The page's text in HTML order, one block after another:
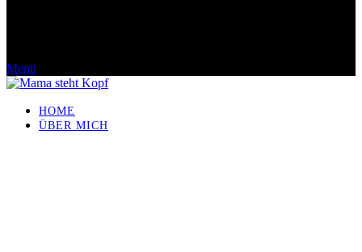
Menü
HOME
ÜBER MICH